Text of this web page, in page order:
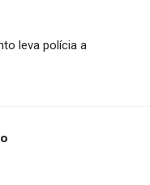
leva polícia a